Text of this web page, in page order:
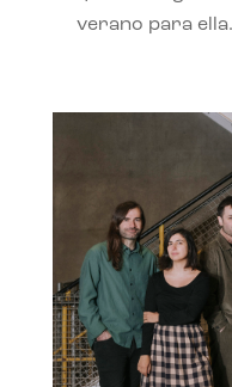
verano para ella.